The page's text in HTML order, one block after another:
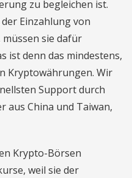
zu begleichen ist.
Einzahlung von
sie dafür
ist denn das mindestens,
Kryptowährungen. Wir
Support durch
aus China und Taiwan,
Krypto-Börsen
weil sie der